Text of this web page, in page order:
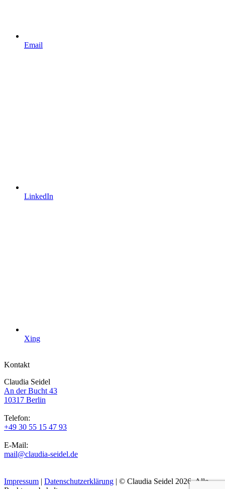
Email
LinkedIn
Xing
Kontakt
Claudia Seidel
An der Bucht 43
10317 Berlin
Telefon:
+49 30 55 15 47 93
E-Mail:
mail@claudia-seidel.de
Impressum | Datenschutzerklärung | © Claudia Seidel 2026. Alle